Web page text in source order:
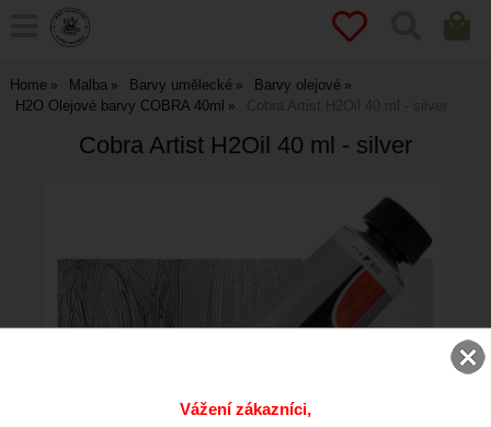
Home Malba Barvy umělecké
Barvy olejové
H2O Olejové barvy COBRA 40ml
Cobra Artist H2Oil 40 ml - silver
Cobra Artist H2Oil 40 ml - silver
Vážení zákazníci,